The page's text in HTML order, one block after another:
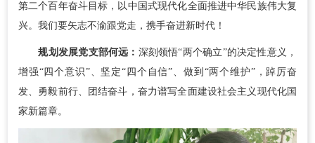
第二个百年奋斗目标，以中国式现代化全面推进中华民族伟大复
兴。我们要矢志不渝跟党走，携手奋进新时代！
规划发展党支部何远： 深刻领悟“两个确立”的决定性意义，
增强“四个意识”、坚定“四个自信”、做到“两个维护”，踔厉奋
发、勇毅前行、团结奋斗，奋力谱写全面建设社会主义现代化国
家新篇章。